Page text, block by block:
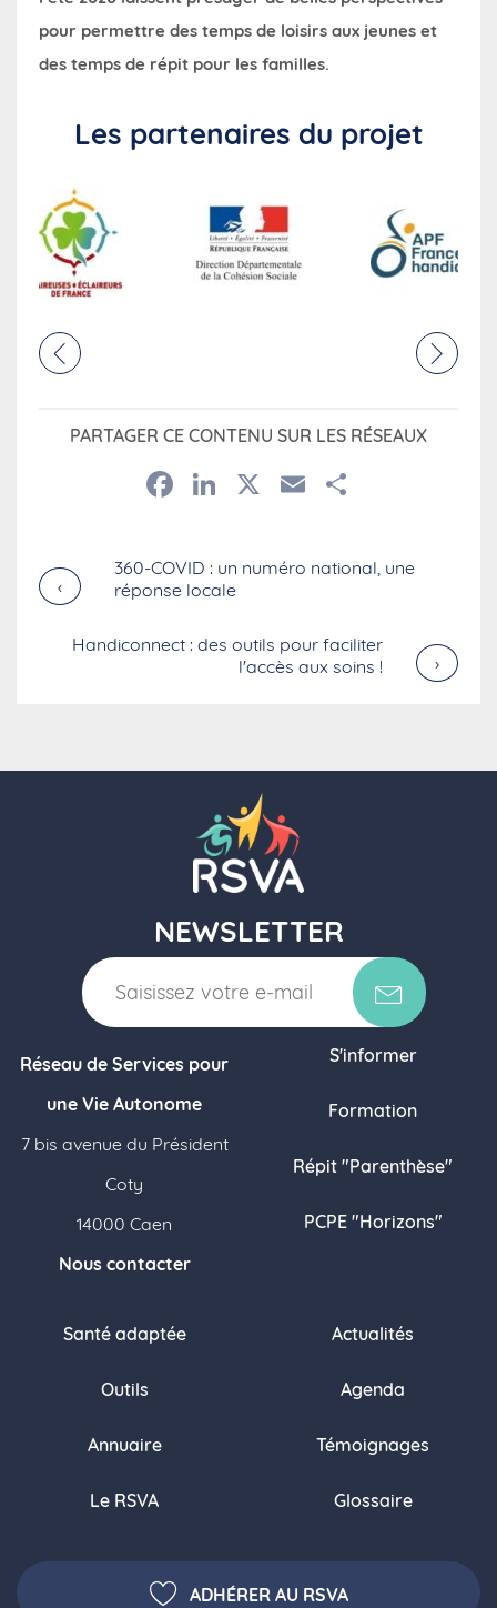
pour permettre des temps de loisirs aux jeunes et
des temps de répit pour les familles.
Les partenaires du projet
PARTAGER CE CONTENU SUR LES RÉSEAUX
Facebook
LinkedIn
X Email
›
360-COVID : un numéro national, une
réponse locale
Handiconnect : des outils pour faciliter
l'accès aux soins !
›
NEWSLETTER
Réseau de Services pour
une Vie Autonome
7 bis avenue du Président
Coty
14000 Caen
Nous contacter
S'informer
Formation
Répit "Parenthèse"
PCPE "Horizons"
Santé adaptée
Outils
Annuaire
Le RSVA
Actualités
Agenda
Témoignages
Glossaire
ADHÉRER AU RSVA